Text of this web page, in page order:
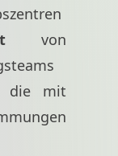
von
die mit